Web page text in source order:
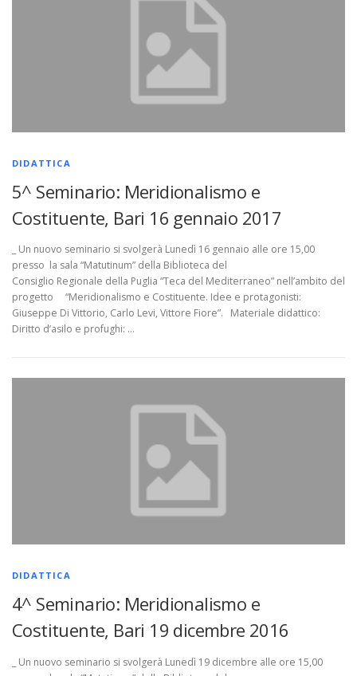
DIDATTICA
5^ Seminario: Meridionalismo e
Costituente, Bari 16 gennaio 2017
_ Un nuovo seminario si svolgerà Lunedì 16 gennaio alle ore 15,00
presso la sala “Matutinum” della Biblioteca del
Consiglio Regionale della Puglia “Teca del Mediterraneo” nell’ambito del
progetto “Meridionalismo e Costituente. Idee e protagonisti:
Giuseppe Di Vittorio, Carlo Levi, Vittore Fiore”. Materiale didattico:
Diritto d’asilo e profughi: …
DIDATTICA
4^ Seminario: Meridionalismo e
Costituente, Bari 19 dicembre 2016
_ Un nuovo seminario si svolgerà Lunedì 19 dicembre alle ore 15,00